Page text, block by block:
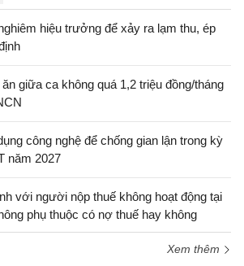
hiệu trưởng để xảy ra lạm thu, ép
giữa ca không quá 1,2 triệu đồng/tháng
công nghệ để chống gian lận trong kỳ
năm 2027
với người nộp thuế không hoạt động tại
phụ thuộc có nợ thuế hay không
Xem thêm